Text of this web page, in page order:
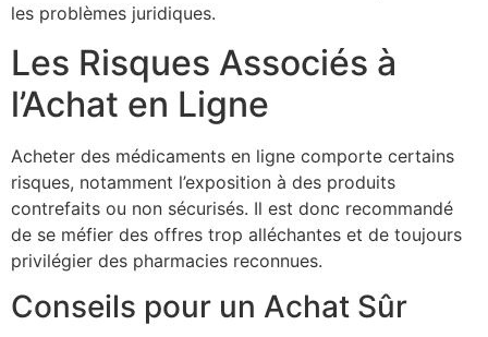
les problèmes juridiques.
Les Risques Associés à
l’Achat en Ligne
Acheter des médicaments en ligne comporte certains
risques, notamment l’exposition à des produits
contrefaits ou non sécurisés. Il est donc recommandé
de se méfier des offres trop alléchantes et de toujours
privilégier des pharmacies reconnues.
Conseils pour un Achat Sûr